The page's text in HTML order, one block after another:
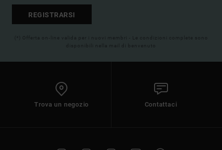
REGISTRARSI
(*) Offerta on-line valida per i nuovi membri - Le condizioni complete sono
disponibili nella mail di benvenuto
Trova un negozio Contattaci